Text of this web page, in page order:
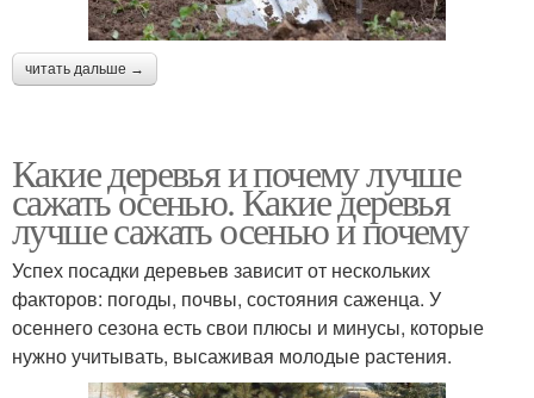
читать дальше →
Какие деревья и почему лучше
сажать осенью. Какие деревья
лучше сажать осенью и почему
Успех посадки деревьев зависит от нескольких
факторов: погоды, почвы, состояния саженца. У
осеннего сезона есть свои плюсы и минусы, которые
нужно учитывать, высаживая молодые растения.